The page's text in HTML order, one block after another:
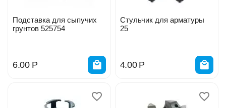
Подставка для сыпучих
грунтов 525754
6.00 Р
Стульчик для арматуры
25
4.00 Р